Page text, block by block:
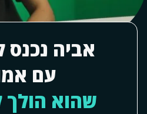
אביה
עם
שהוא הולך